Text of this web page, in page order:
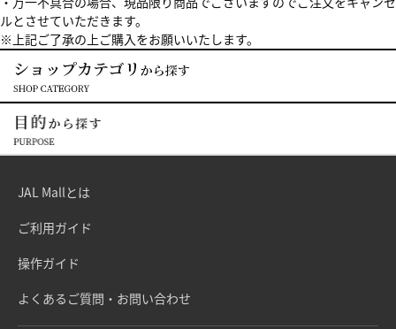
ルとさせていただきます。
※上記ご了承の上ご購入をお願いいたします。
JAL Mallとは
ご利用ガイド
操作ガイド
よくあるご質問・お問い合わせ